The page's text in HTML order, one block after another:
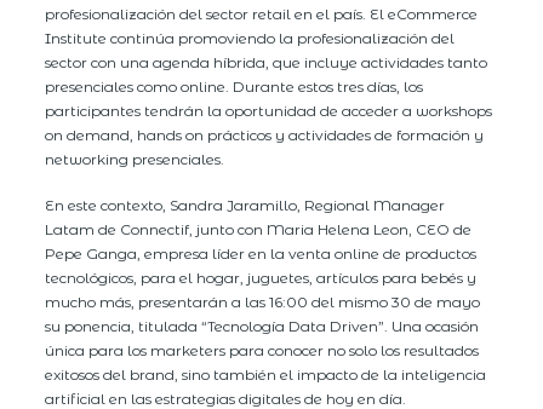
profesionalización del sector retail en el país. El eCommerce
Institute continúa promoviendo la profesionalización del
sector con una agenda híbrida, que incluye actividades tanto
presenciales como online. Durante estos tres días, los
participantes tendrán la oportunidad de acceder a workshops
on demand, hands on prácticos y actividades de formación y
networking presenciales.
En este contexto, Sandra Jaramillo, Regional Manager
Latam de Connectif, junto con Maria Helena Leon, CEO de
Pepe Ganga, empresa líder en la venta online de productos
tecnológicos, para el hogar, juguetes, artículos para bebés y
mucho más, presentarán a las 16:00 del mismo 30 de mayo
su ponencia, titulada “Tecnología Data Driven”. Una ocasión
única para los marketers para conocer no solo los resultados
exitosos del brand, sino también el impacto de la inteligencia
artificial en las estrategias digitales de hoy en día.